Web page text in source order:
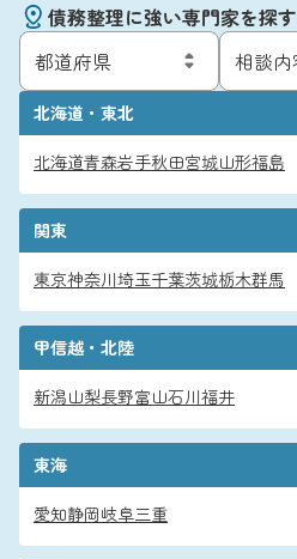
債務整理に強い専門家を探す
北海道・東北
北海道青森岩手秋田宮城山形福島
関東
東京神奈川埼玉千葉茨城栃木群馬
甲信越・北陸
新潟山梨長野富山石川福井
東海
愛知静岡岐阜三重